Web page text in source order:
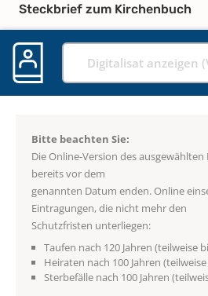
Steckbrief zum Kirchenbuch
Digitalisat anzeigen
Bitte beachten Sie:
Die Online-Version des
bereits vor dem
genannten Datum enden. Online
Eintragungen, die nicht mehr den
Schutzfristen unterliegen:
Taufen nach 120 Jahren (teilweise
Heiraten nach 100 Jahren
Sterbefälle nach 100 Jahren